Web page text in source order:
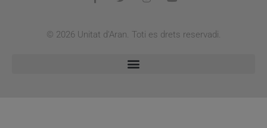
© 2026 Unitat d'Aran. Toti es drets reservadi.